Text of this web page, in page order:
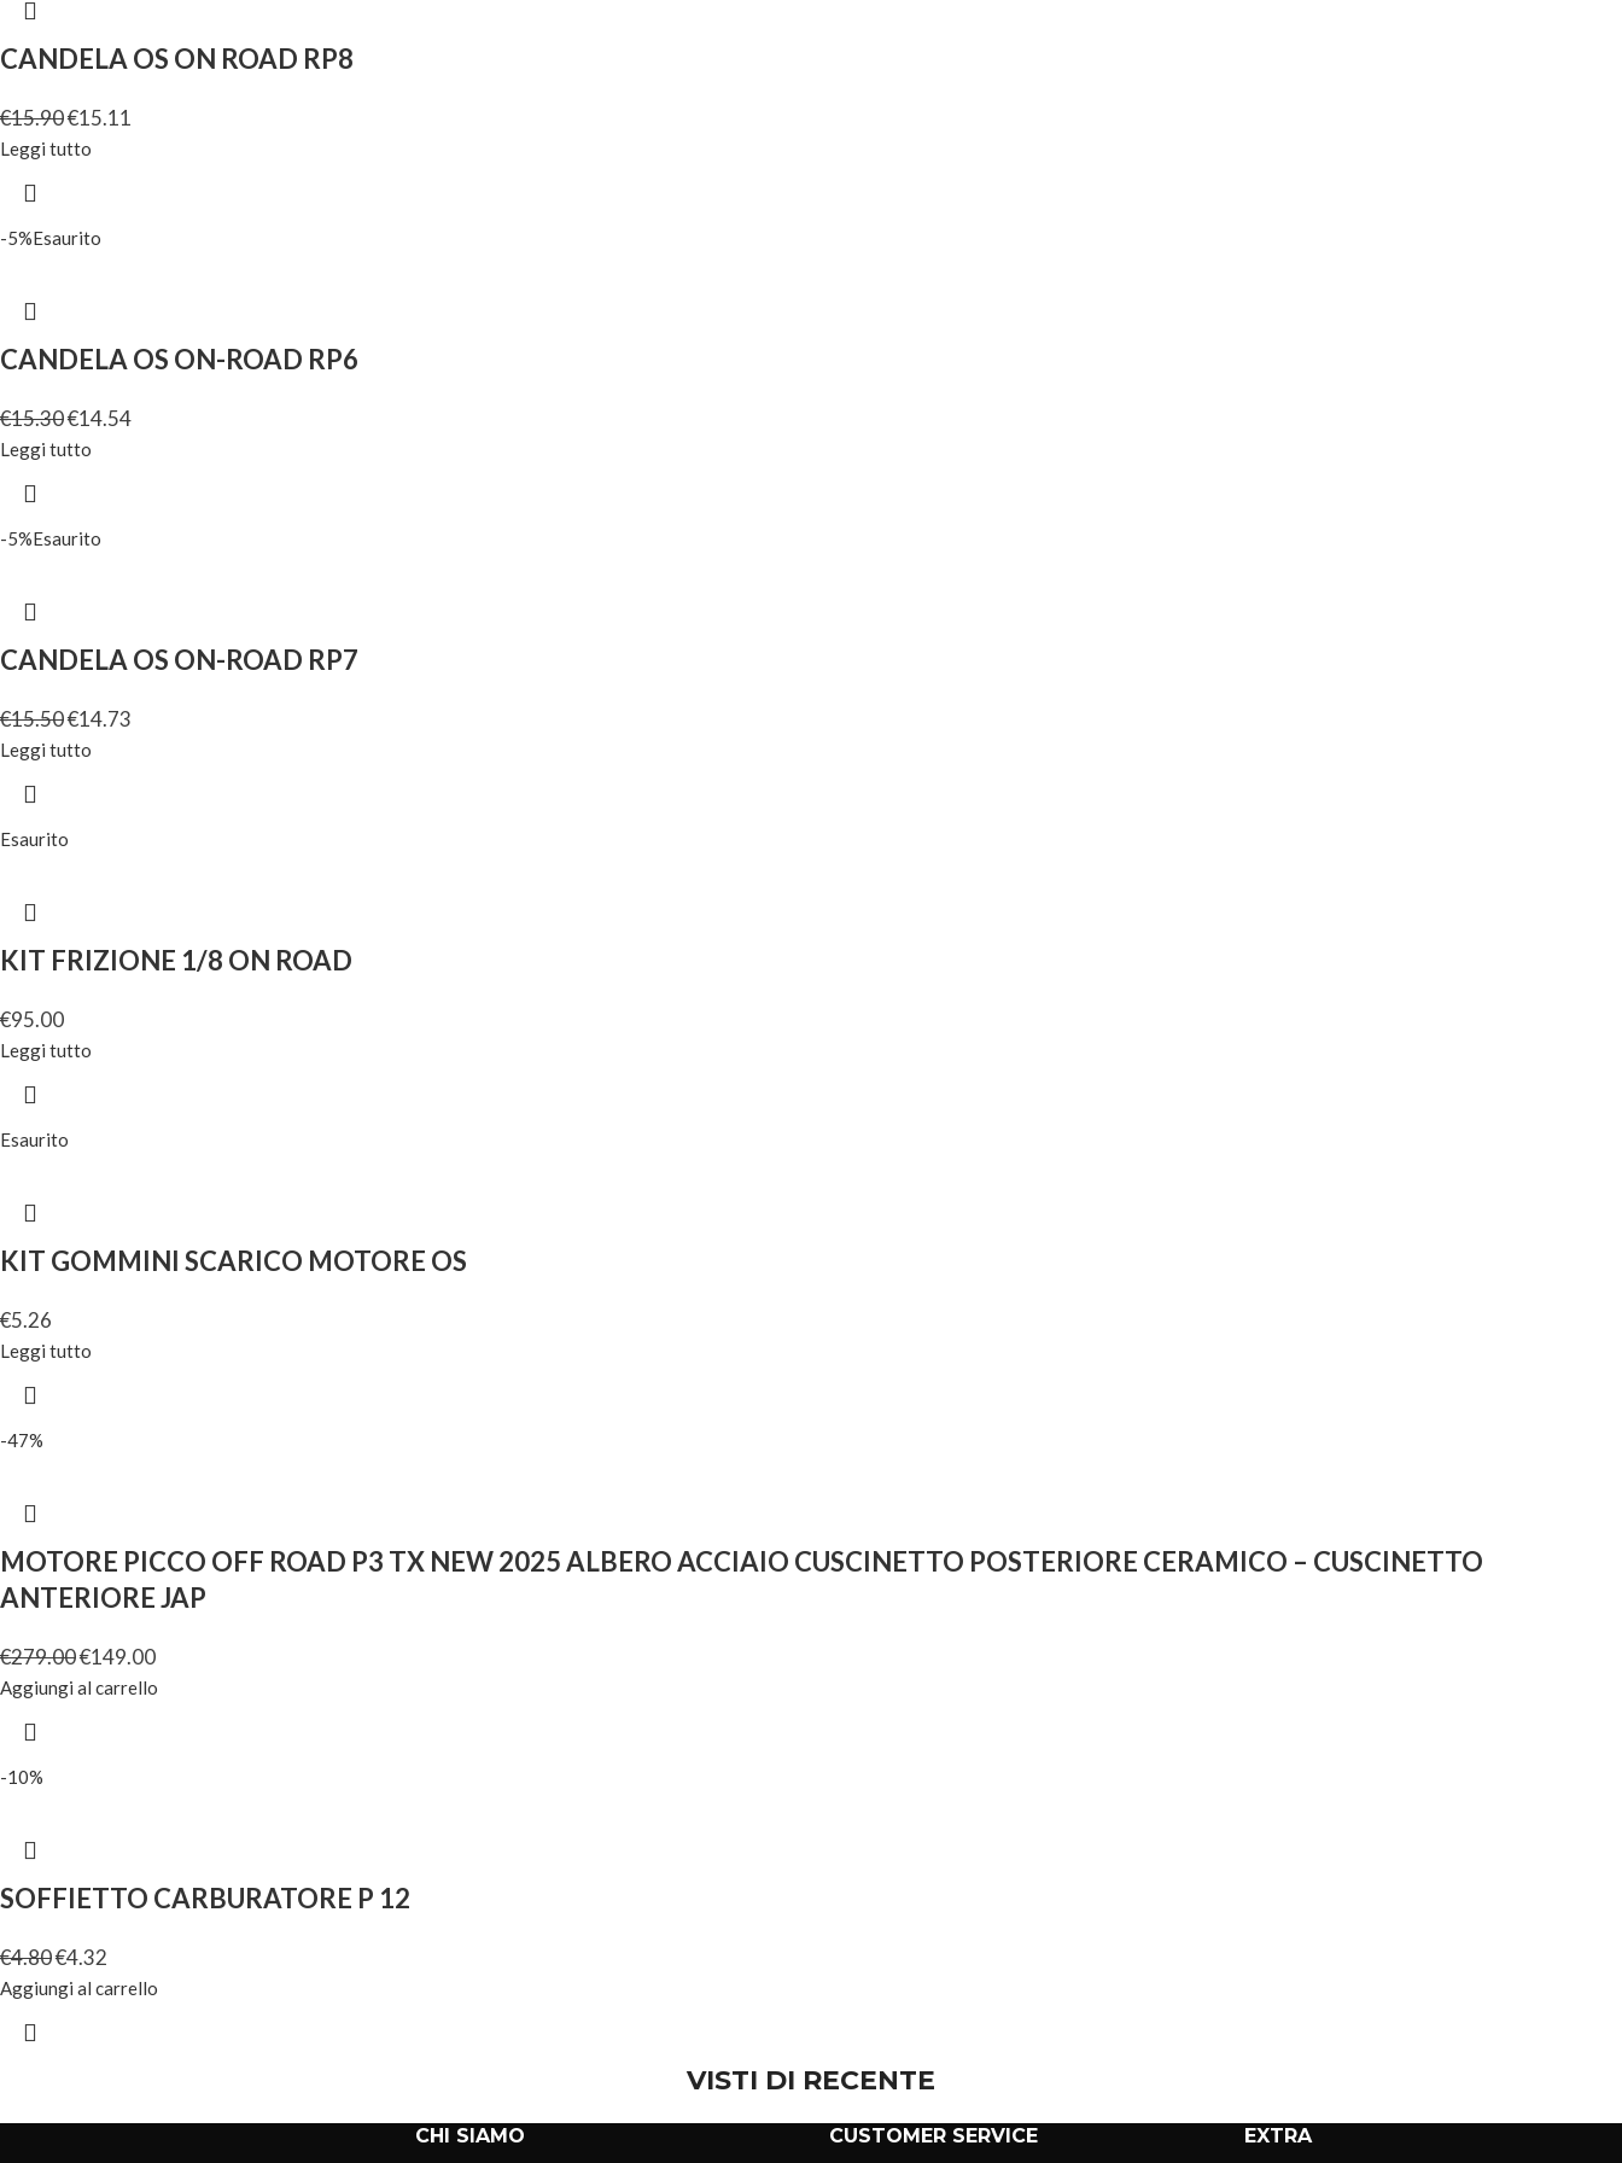
CANDELA OS ON ROAD RP8
€15.90€15.11
Leggi tutto
-5%Esaurito
CANDELA OS ON-ROAD RP6
€15.30€14.54
Leggi tutto
-5%Esaurito
CANDELA OS ON-ROAD RP7
€15.50€14.73
Leggi tutto
Esaurito
KIT FRIZIONE 1/8 ON ROAD
€95.00
Leggi tutto
Esaurito
KIT GOMMINI SCARICO MOTORE OS
€5.26
Leggi tutto
-47%
MOTORE PICCO OFF ROAD P3 TX NEW 2025 ALBERO ACCIAIO CUSCINETTO POSTERIORE CERAMICO – CUSCINETTO
ANTERIORE JAP
€279.00€149.00
Aggiungi al carrello
-10%
SOFFIETTO CARBURATORE P 12
€4.80€4.32
Aggiungi al carrello
VISTI DI RECENTE
CHI SIAMO CUSTOMER SERVICE EXTRA